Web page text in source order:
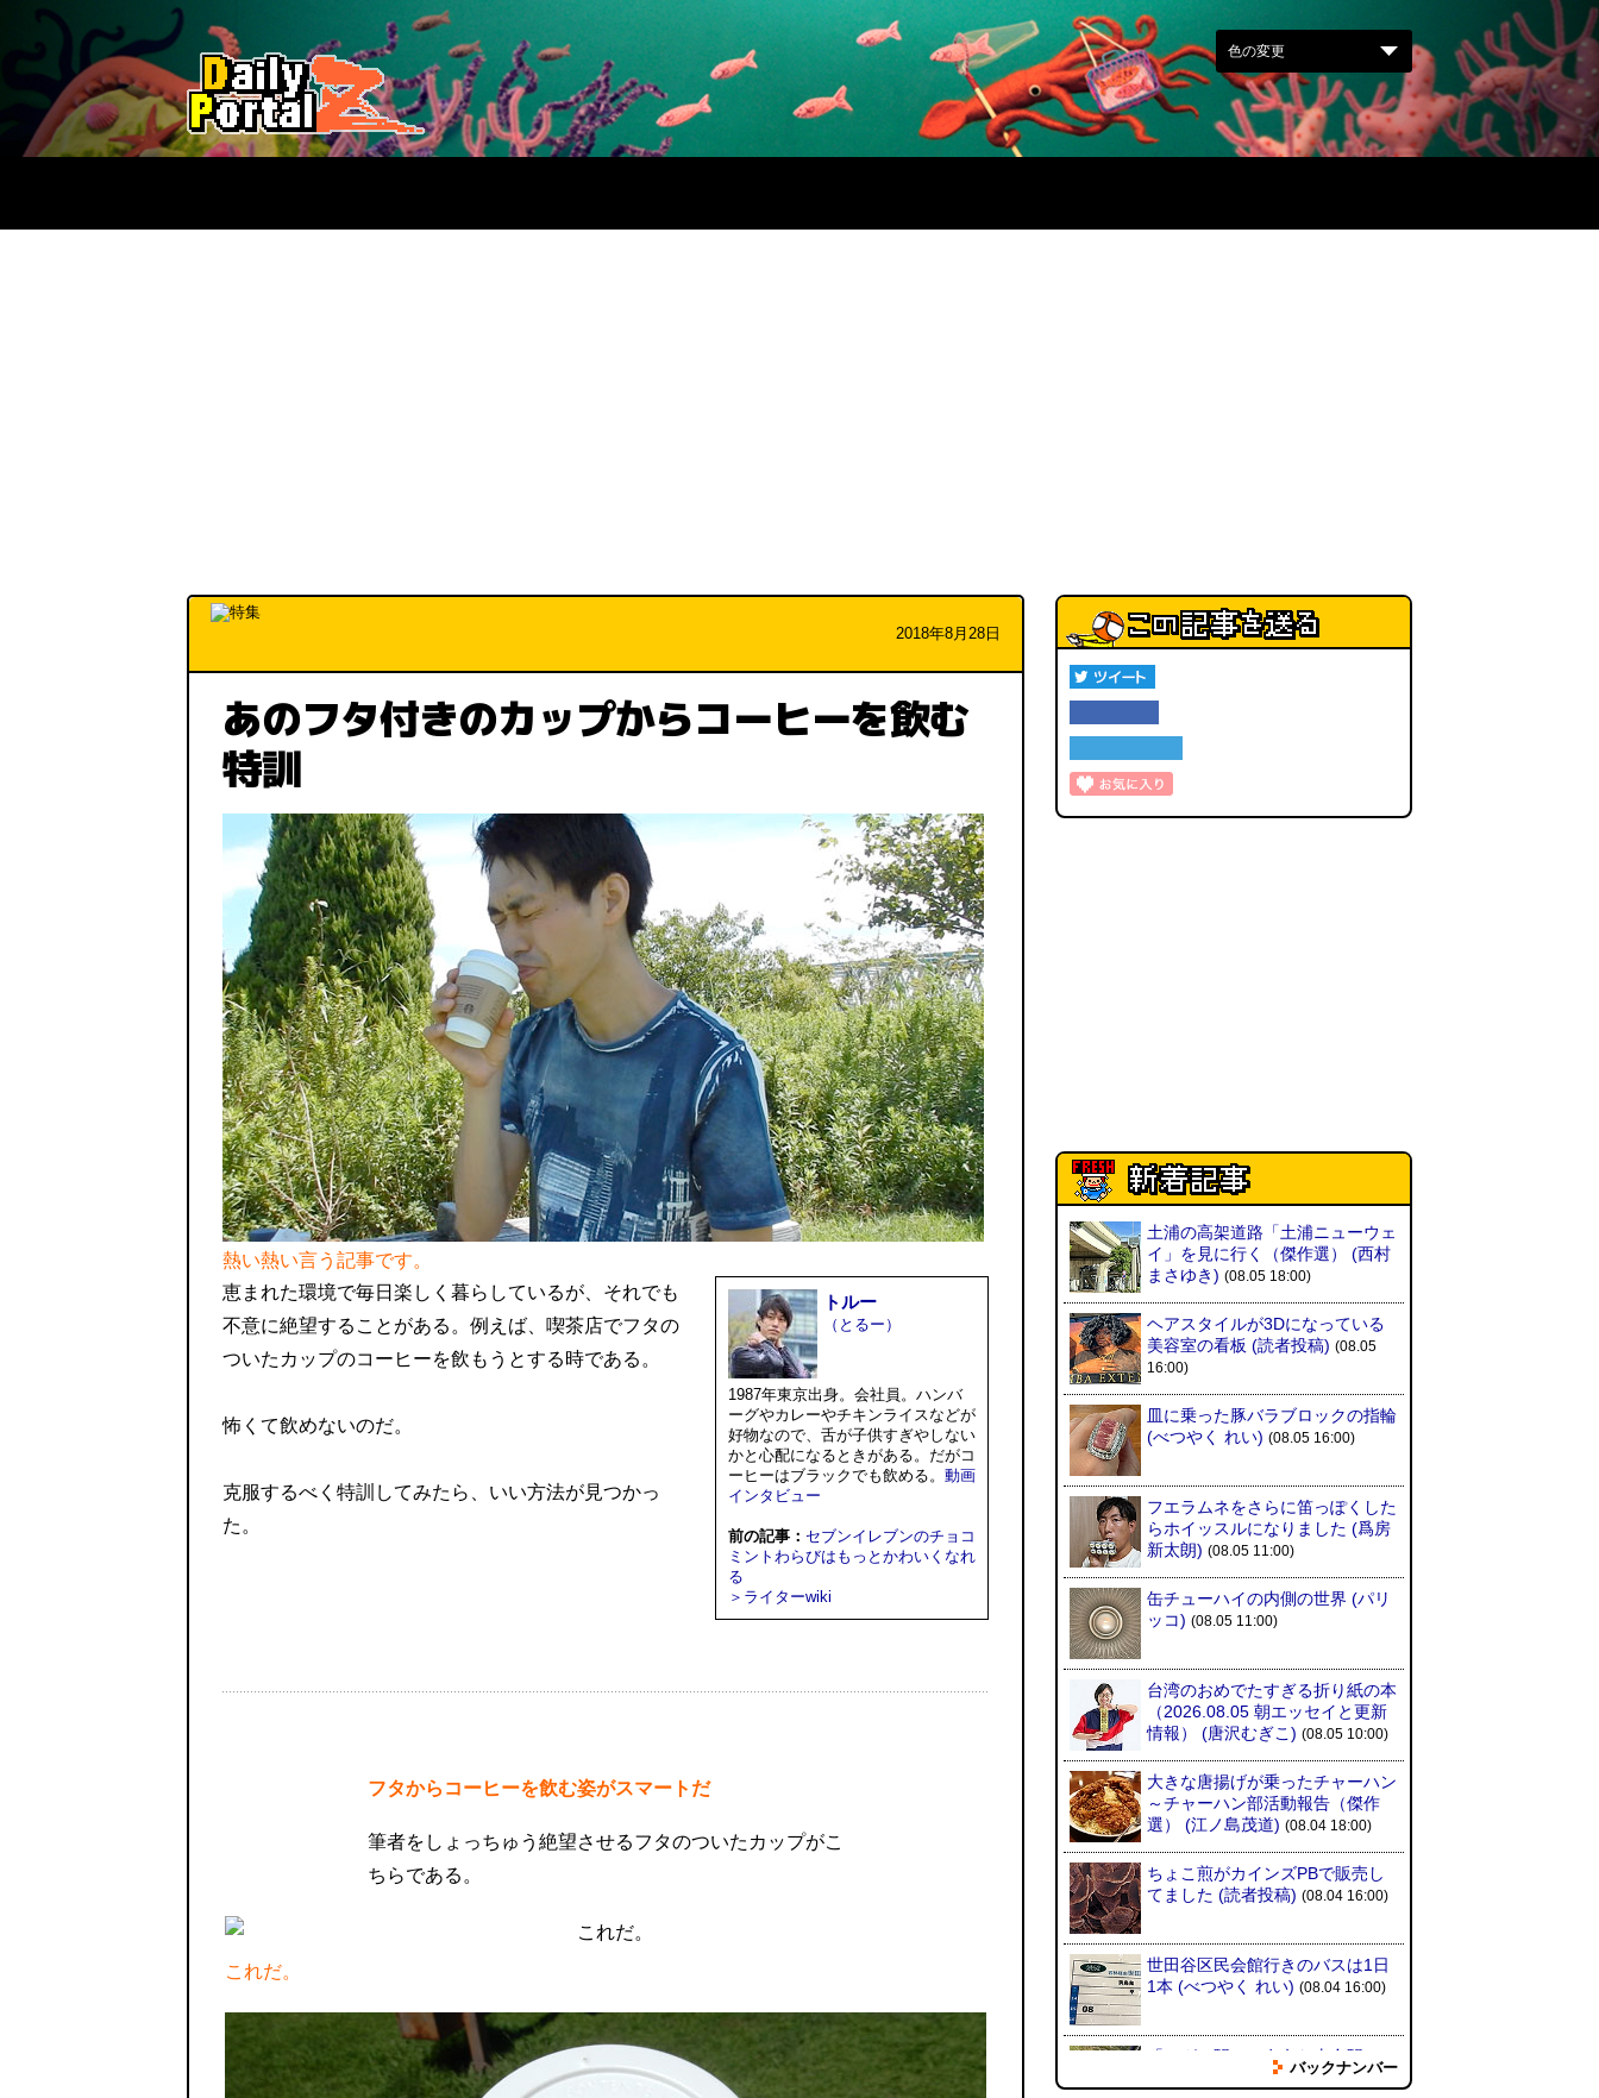
2018年8月28日
あのフタ付きのカップからコーヒーを飲む
特訓
熱い熱い言う記事です。
恵まれた環境で毎日楽しく暮らしているが、それでも
不意に絶望することがある。例えば、喫茶店でフタの
ついたカップのコーヒーを飲もうとする時である。
怖くて飲めないのだ。
克服するべく特訓してみたら、いい方法が見つかっ
た。
トルー
（とるー）
1987年東京出身。会社員。ハンバ
ーグやカレーやチキンライスなどが
好物なので、舌が子供すぎやしない
かと心配になるときがある。だがコ
ーヒーはブラックでも飲める。 動画
インタビュー
前の記事： セブンイレブンのチョコ
ミントわらびはもっとかわいくなれ
る
＞ライターwiki
フタからコーヒーを飲む姿がスマートだ
筆者をしょっちゅう絶望させるフタのついたカップがこ
ちらである。
これだ。
土浦の高架道路「土浦ニューウェ
イ」を見に行く（傑作選）
(西村
まさゆき) (08.05 18:00)
ヘアスタイルが3Dになっている
美容室の看板 (読者投稿) (08.05
16:00)
皿に乗った豚バラブロックの指輪
(べつやく れい) (08.05 16:00)
フエラムネをさらに笛っぽくした
らホイッスルになりました (爲房
新太朗) (08.05 11:00)
缶チューハイの内側の世界 (パリ
ッコ) (08.05 11:00)
台湾のおめでたすぎる折り紙の本
（2026.08.05 朝エッセイと更新
情報）
(唐沢むぎこ) (08.05 10:00)
大きな唐揚げが乗ったチャーハン
～チャーハン部活動報告（傑作
選）
(江ノ島茂道) (08.04 18:00)
ちょこ煎がカインズPBで販売し
てました (読者投稿) (08.04 16:00)
世田谷区民会館行きのバスは1日
1本 (べつやく れい) (08.04 16:00)
「モグラ駅」で有名な土合駅……
実は真の秘境駅はお隣の湯檜曽駅
バックナンバー